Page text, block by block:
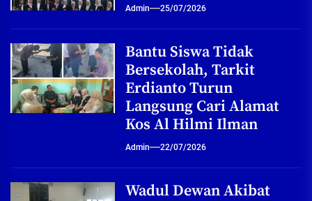
Admin 25/07/2026
Bantu Siswa Tidak
Bersekolah, Tarkit
Erdianto Turun
Langsung Cari Alamat
Kos Al Hilmi Ilman
Admin 22/07/2026
Wadul Dewan Akibat